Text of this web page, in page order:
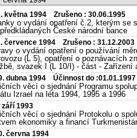
května 1994 Zrušeno : 30.06.1995
o vydání opatření č.2, kterým
České národní bance
července 1994 Zrušeno : 31.12.2003
o vydání opatření o používání
(L 5), opatření o poznávacích
svazek I (L 10/I) - část - Zařízení
dubna 1994 Účinnost do :01.01.1997
věcí o sjednání Programu
Izrael na léta 1994, 1995 a 1996
1993
věcí o sjednání Protokolu o
ekonomiky a financí
června 1994